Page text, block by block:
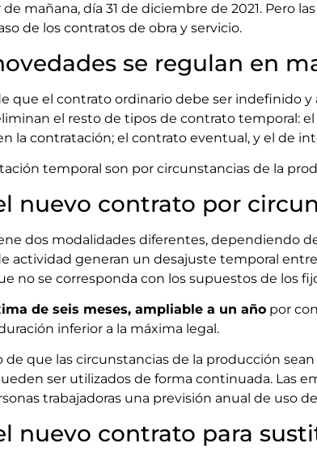
mañana, día 31 de diciembre de 2021. Pero
de los contratos de obra y servicio.
se regulan en
que el contrato ordinario debe ser indefinido
el resto de tipos de contrato temporal:
la contratación; el contrato eventual, y el de
temporal son por circunstancias de la
nuevo contrato por
dos modalidades diferentes, dependiendo
actividad generan un desajuste temporal
no se corresponda con los supuestos de los
de seis meses, ampliable a un año por
inferior a la máxima legal.
de que las circunstancias de la producción sean
ser utilizados de forma continuada. Las
trabajadoras una previsión anual de uso
nuevo contrato para